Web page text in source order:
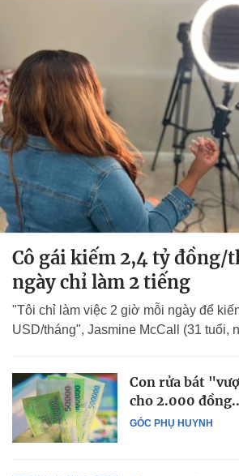
Cô gái kiếm 2,4 tỷ đồng/
ngày chỉ làm 2 tiếng
"Tôi chỉ làm việc 2 giờ mỗi ngày để
USD/tháng", Jasmine McCall (31 tuổi,
GÓC PHỤ HUYNH
Con rửa bát
cho 2.000